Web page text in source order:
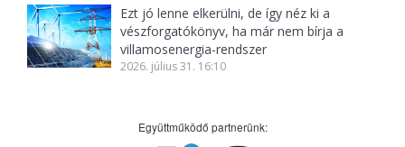
Ezt jó lenne elkerülni, de így néz ki a
vészforgatókönyv, ha már nem bírja a
villamosenergia-rendszer
2026. július 31. 16:10
Együttműködő partnerünk: